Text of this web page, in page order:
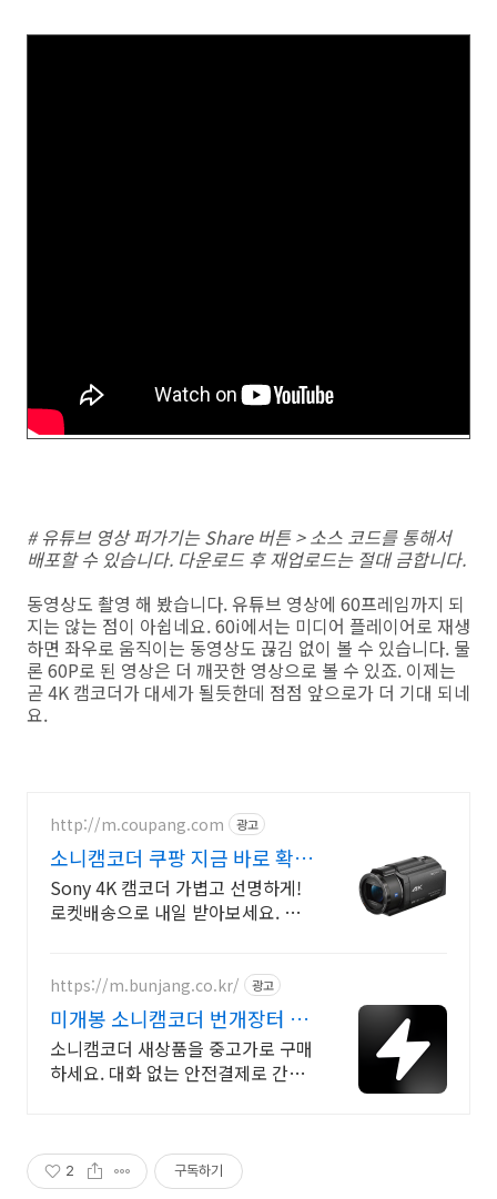
# 유튜브 영상 퍼가기는 Share 버튼 > 소스 코드를 통해서
배포할 수 있습니다. 다운로드 후 재업로드는 절대 금합니다.
동영상도 촬영 해 봤습니다. 유튜브 영상에 60프레임까지 되
지는 않는 점이 아쉽네요. 60i에서는 미디어 플레이어로 재생
하면 좌우로 움직이는 동영상도 끊김 없이 볼 수 있습니다. 물
론 60P로 된 영상은 더 깨끗한 영상으로 볼 수 있죠. 이제는
곧 4K 캠코더가 대세가 될듯한데 점점 앞으로가 더 기대 되네
요.
http://m.coupang.com 광고
소니캠코더 쿠팡 지금 바로 확인
해요
Sony 4K 캠코더 가볍고 선명하게!
로켓배송으로 내일 받아보세요. 방
https://m.bunjang.co.kr/ 광고
미개봉 소니캠코더 번개장터 국
내 최대 브랜드 중고거래
소니캠코더 새상품을 중고가로 구매
하세요. 대화 없는 안전결제로 간편
2 구독하기